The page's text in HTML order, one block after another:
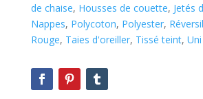
de chaise, Housses de couette, Jetés
Nappes, Polycoton, Polyester,
Rouge, Taies d'oreiller, Tissé teint, Uni